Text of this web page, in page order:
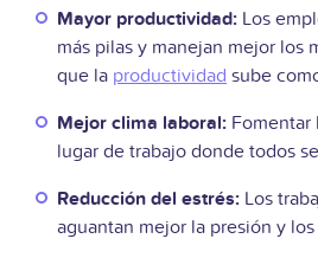
Mayor productividad: Los
más pilas y manejan mejor los
que la productividad sube
Mejor clima laboral: Fomentar
lugar de trabajo donde todos
Reducción del estrés: Los
aguantan mejor la presión y